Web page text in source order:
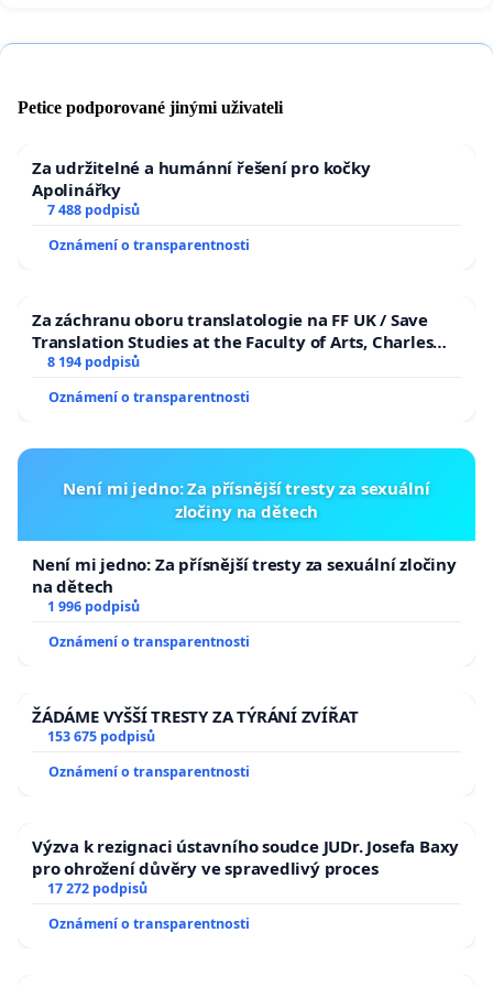
Pro seniory každoročně pořádá vánoční
předávají (pozitivní ohlasy lze nalézt v časopise
Městské části Praha-Libuš „U nás“ )
pozici ředitele ZŠ Meteorologická na dalších 6 let si
klademe mnoho otázek...
- Jakou šanci má úspěšné dokončení rozšíření
kapacity školy, když škola v
- Proč je nutné měnit to, co dobře funguje?
Za p. ředitelem Kulikem je vidět jím odvedená práce
a velké osobní nasazení, (nové šatny, sociální
zařízení, sprchy automat na pomůcky, informační
Z výše uvedených důvodů vyjadřujeme podporu
současnému řediteli, p. Mgr. Jaroslavu
Budeme velmi rádi, když se do vyhlášeného
konkurzu přihlásí a svoji funkci obhájí.
Jsme rodiče dětí, které ZŠ Meteorologická
Petice podporované jinými uživateli
Za udržitelné a humánní řešení pro kočky
Apolinářky
7 488 podpisů
Oznámení o transparentnosti
Za záchranu oboru translatologie na FF UK / Save
Translation Studies at the Faculty of Arts, Charles
University
8 194 podpisů
Oznámení o transparentnosti
Není mi jedno: Za přísnější tresty za sexuální
zločiny na dětech
Není mi jedno: Za přísnější tresty za sexuální zločiny
na dětech
1 996 podpisů
Oznámení o transparentnosti
ŽÁDÁME VYŠŠÍ TRESTY ZA TÝRÁNÍ ZVÍŘAT
153 675 podpisů
Oznámení o transparentnosti
Výzva k rezignaci ústavního soudce JUDr. Josefa Baxy
pro ohrožení důvěry ve spravedlivý proces
17 272 podpisů
Oznámení o transparentnosti